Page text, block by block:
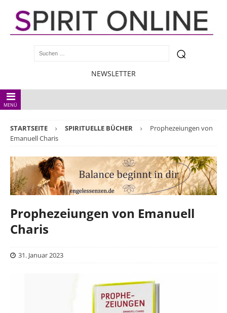
NEWSLETTER
MENÜ
STARTSEITE SPIRITUELLE BÜCHER
Prophezeiungen von
Emanuell Charis
Prophezeiungen von Emanuell
Charis
31. Januar 2023